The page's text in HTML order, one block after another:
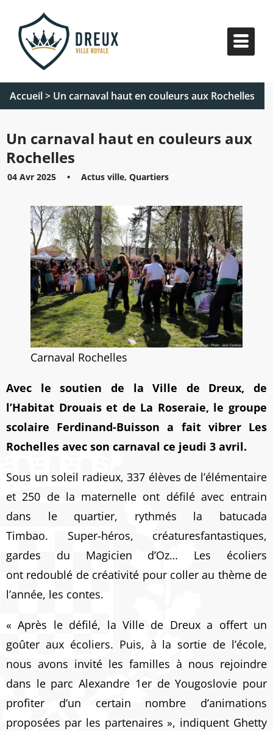
Accueil> Un carnaval haut en couleurs aux Rochelles
Un carnaval haut en couleurs aux
Rochelles
04 Avr 2025 • Actus ville, Quartiers
Carnaval Rochelles
Avec le soutien de la Ville de Dreux, de
l’Habitat Drouais et de La Roseraie, le groupe
scolaire Ferdinand-Buisson a fait vibrer Les
Rochelles avec son carnaval ce jeudi 3 avril.
Sous un soleil radieux, 337 élèves de l’élémentaire
et 250 de la maternelle ont défilé avec entrain
dans le quartier, rythmés la batucada
Timbao. Super-héros, créaturesfantastiques,
gardes du Magicien d’Oz… Les écoliers
ont redoublé de créativité pour coller au thème de
l’année, les contes.
« Après le défilé, la Ville de Dreux a offert un
goûter aux écoliers. Puis, à la sortie de l’école,
nous avons invité les familles à nous rejoindre
dans le parc Alexandre 1er de Yougoslovie pour
profiter d’un certain nombre d’animations
proposées par les partenaires », indiquent Ghetty